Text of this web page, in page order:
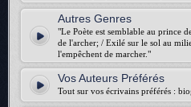
Autres Genres
"Le Poète est semblable au prince
de l'archer; / Exilé sur le sol au
l'empêchent de marcher."
Vos Auteurs Préférés
Tout sur vos écrivains préférés :